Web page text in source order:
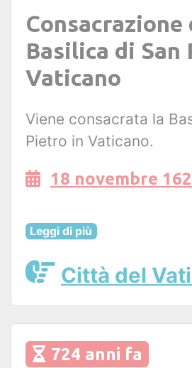
Consacrazione
Basilica di San
Vaticano
Viene consacrata la
Pietro in Vaticano.
18 novembre
Leggi di più
Città del
724 anni fa